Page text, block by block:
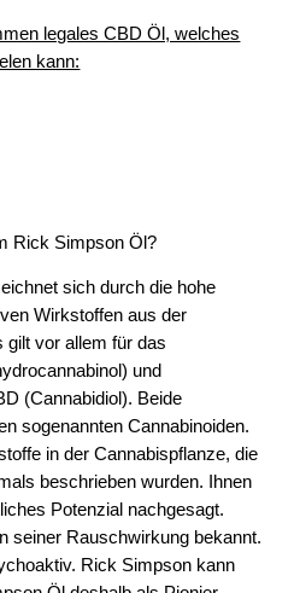
legales CBD Öl, welches
kann:
Rick Simpson Öl?
sich durch die hohe
Wirkstoffen aus der
gilt vor allem für das
und
(Cannabidiol). Beide
sogenannten Cannabinoiden.
in der Cannabispflanze, die
beschrieben wurden. Ihnen
Potenzial nachgesagt.
seiner Rauschwirkung bekannt.
Rick Simpson kann